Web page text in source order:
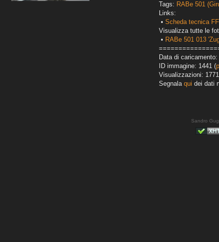
Tags: RABe 501
Links:
• Scheda tecnica
Visualizza tutte le
• RABe 501 013
Data di caricamento:
ID immagine: 1441 (
Visualizzazioni: 1771
Segnala qui dei dati
Sandro